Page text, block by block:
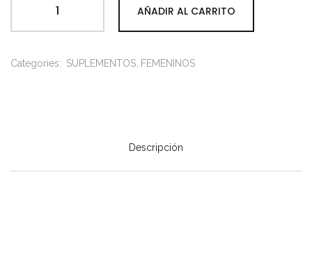
AÑADIR AL CARRITO
Categories: SUPLEMENTOS FEMENINOS
Descripción